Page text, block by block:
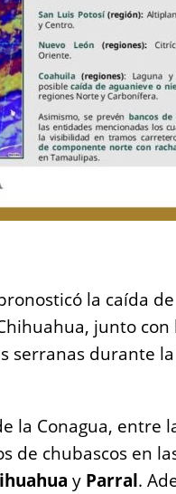
la caída de
junto con
serranas durante
la Conagua, entre
de chubascos en
y Parral.